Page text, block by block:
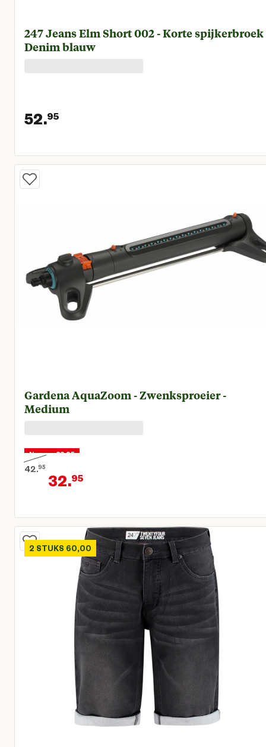
247 Jeans Elm Short 002 - Korte spijkerbroek
Denim blauw
52.95
Huidige prijs € 52,95
Gardena AquaZoom - Zwenksproeier -
Medium
Nu voor 32,95
42.95
Oorspronkelijke prijs € 42,95
32.95
Huidige prijs € 32,95
2 STUKS 60,00